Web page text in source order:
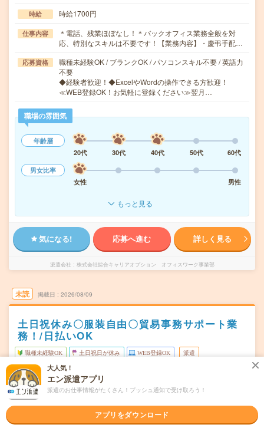
時給 時給1700円
仕事内容
＊電話、残業ほぼなし！＊バックオフィス業務全般を対
応、特別なスキルは不要です！【業務内容】・慶弔手配…
応募資格
職種未経験OK / ブランクOK / パソコンスキル不要 / 英語力
不要
◆経験者歓迎！◆ExcelやWordの操作できる方歓迎！
≪WEB登録OK！お気軽に登録ください≫翌月…
職場の雰囲気
年齢層
20代
30代 40代 50代
60代
男女比率
女性
男性
もっと見る
気になる! 応募へ進む 詳しく見る
派遣会社 株式会社綜合キャリアオプション オフィスワーク事業部
未読 掲載日 2026/08/09
土日祝休み〇服装自由〇貿易事務サポート業
務！/日払いOK
職種未経験OK 土日祝日が休み WEB登録OK 派遣
勤務地
東京都千代田区
秋葉原駅から徒歩7分
曜日頻度 月～金
時間 09:00～18:00
大人気！
エン派遣アプリ
派遣のお仕事情報がたくさん！プッシュ通知で受け取ろう！
アプリをダウンロード